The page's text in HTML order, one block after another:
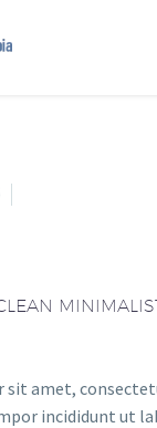
sit amet,
incididunt ut